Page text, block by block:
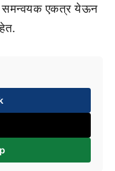
समन्वयक एकत्र येऊन